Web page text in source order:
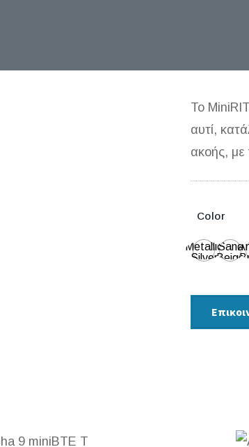
Το
αυτί,
ακοής, με
Color
Metallic
Silver
Sand
Beige